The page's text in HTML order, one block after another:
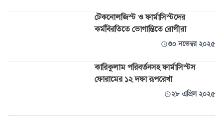
টেকনোলজিস্ট ও ফার্মাসিস্টদের
কর্মবিরতিতে ভোগান্তিতে রোগীরা
৩০ নভেম্বর ২০২৫
কারিকুলাম পরিবর্তনসহ ফার্মাসিস্টস
ফোরামের ১২ দফা রূপরেখা
২৮ এপ্রিল ২০২৫